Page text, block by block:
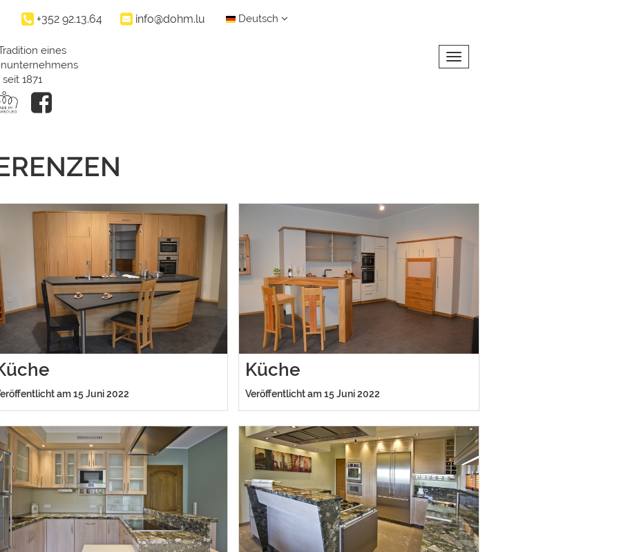
+352 92.13.64 info@dohm.lu Deutsch
eines
seit 1871
Toggle navigation
am 15 Juni 2022
Küche
Veröffentlicht am 15 Juni 2022